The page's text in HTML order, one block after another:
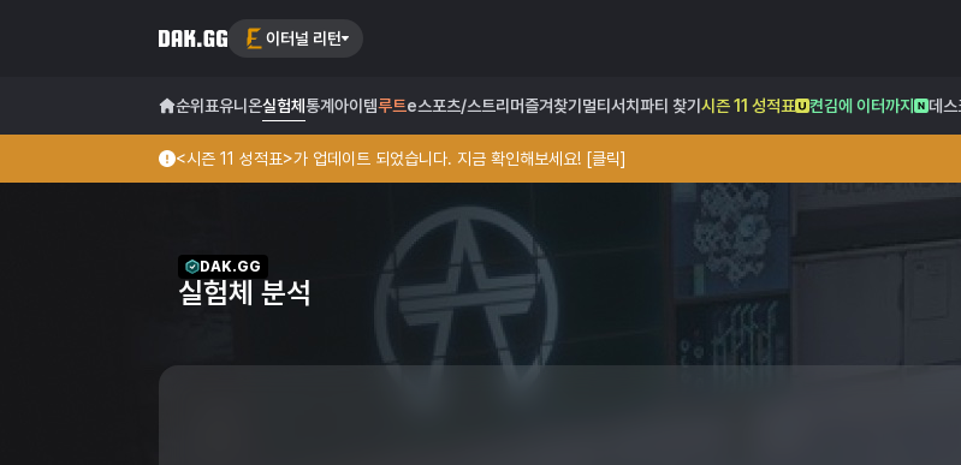
이터널 리턴
순위표유니온실험체 통계 아이템루트e스포츠/스트리머즐겨찾기 멀티서치 파티 찾기 시즌 11 성적표 켠김에 이터까지 데스
<시즌 11 성적표>가 업데이트 되었습니다. 지금 확인해보세요! [클릭]
DAK.GG
실험체 분석